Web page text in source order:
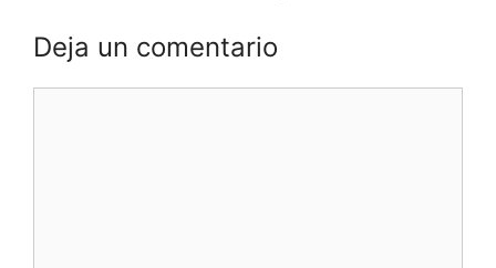
Deja un comentario